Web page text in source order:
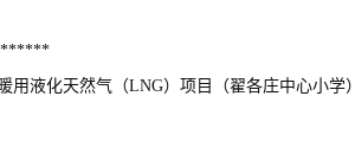
液化天然气（LNG）项目（翟各庄中心小学）